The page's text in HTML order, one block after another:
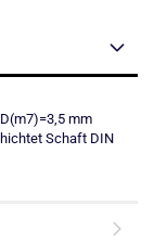
mm
Schaft DIN